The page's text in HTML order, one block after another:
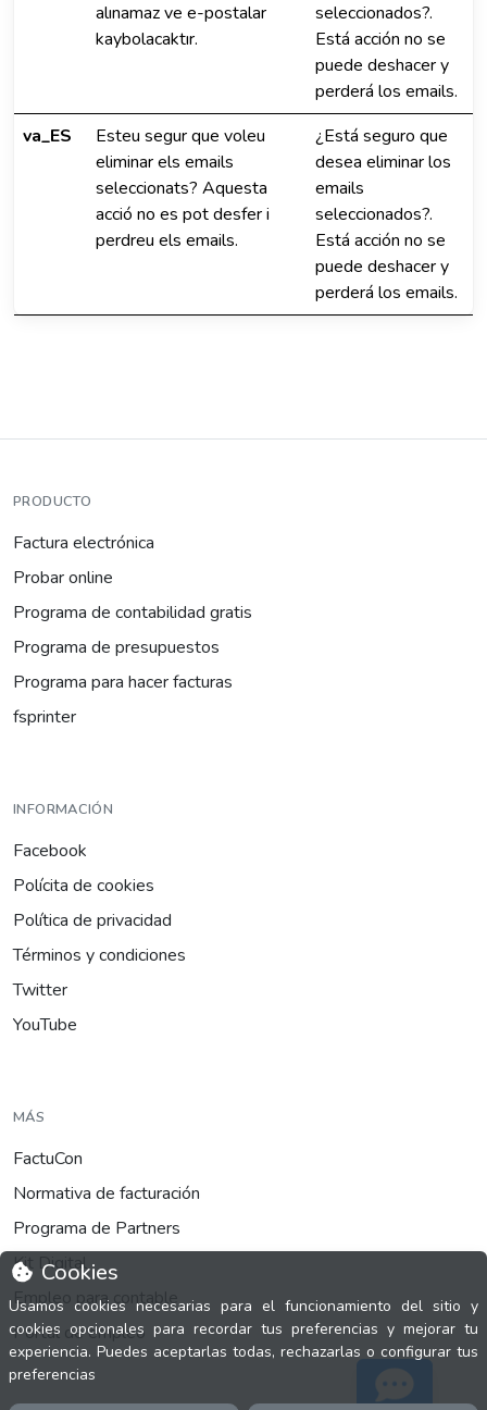
alınamaz ve e-postalar
kaybolacaktır.
seleccionados?.
Está acción no se
puede deshacer y
perderá los emails.
va_ES
Esteu segur que voleu
eliminar els emails
seleccionats? Aquesta
acció no es pot desfer i
perdreu els emails.
¿Está seguro que
desea eliminar los
emails
seleccionados?.
Está acción no se
puede deshacer y
perderá los emails.
Cookies
Usamos cookies necesarias para el funcionamiento del sitio y
cookies opcionales para recordar tus preferencias y mejorar tu
experiencia. Puedes aceptarlas todas, rechazarlas o configurar tus
preferencias
PRODUCTO
Factura electrónica
Probar online
Programa de contabilidad gratis
Programa de presupuestos
Programa para hacer facturas
fsprinter
INFORMACIÓN
Facebook
Polícita de cookies
Política de privacidad
Términos y condiciones
Twitter
YouTube
MÁS
FactuCon
Normativa de facturación
Programa de Partners
Kit Digital
Empleo para contable
Portal de empleo